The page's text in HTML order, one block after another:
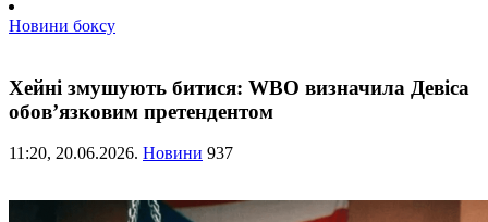
Новини боксу
Хейні змушують битися: WBO визначила Девіса
обов’язковим претендентом
11:20, 20.06.2026. Новини 937